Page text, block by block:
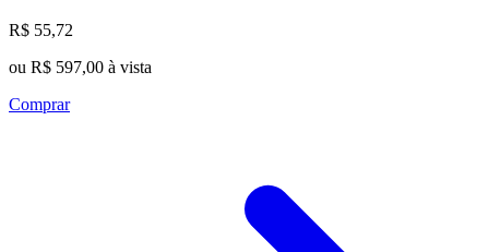
R$ 55,72
ou R$ 597,00 à vista
Comprar